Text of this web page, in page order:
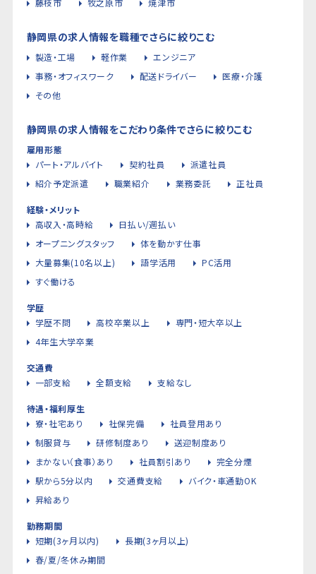
静岡県の求人情報を職種でさらに絞りこむ
製造・工場 軽作業
エンジニア
事務・オフィスワーク
配送ドライバー
医療・介護
その他
静岡県の求人情報をこだわり条件でさらに絞りこむ
雇用形態
パート・アルバイト
契約社員
派遣社員
紹介予定派遣
職業紹介 業務委託 正社員
経験・メリット
高収入・高時給
日払い/週払い
オープニングスタッフ
体を動かす仕事
大量募集(10名以上)
語学活用
PC活用
すぐ働ける
学歴
学歴不問
高校卒業以上
専門・短大卒以上
4年生大学卒業
交通費
一部支給
全額支給 支給なし
待遇・福利厚生
寮・社宅あり
社保完備
社員登用あり
制服貸与
研修制度あり
送迎制度あり
まかない（食事）あり
社員割引あり
完全分煙
駅から5分以内
交通費支給
バイク・車通勤OK
昇給あり
勤務期間
短期(3ヶ月以内)
長期(3ヶ月以上)
春/夏/冬休み期間